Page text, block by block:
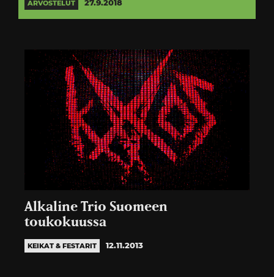
ARVOSTELUT 27.9.2018
Alkaline Trio Suomeen
toukokuussa
KEIKAT & FESTARIT 12.11.2013